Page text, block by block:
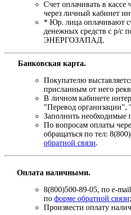
Счет оплачивать в
через личный кабинет
* Юр. лица оплачивают
денежных средств с р/с
ЭНЕРГОЗАПАД.
Банковская карта.
Покупателю
присланным от него
В личном кабинете
"Перевод организации",
Заполнить необходимые
По вопросам оплаты
обращаться по тел:
обратной связи.
Оплата наличными.
8(800)500-89-05, по e-
по форме обратной связи;
Произвести оплату